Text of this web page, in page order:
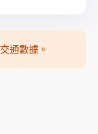
通數據。